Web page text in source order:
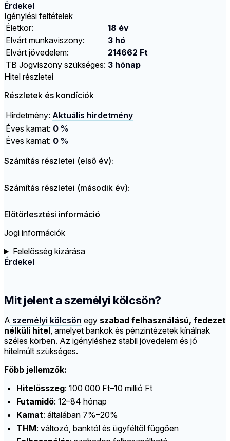
Érdekel
Igénylési feltételek
Életkor:
18 év
Elvárt munkaviszony:
3 hó
Elvárt jövedelem:
214662 Ft
TB Jogviszony szükséges: 3 hónap
Hitel részletei
Részletek és kondíciók
Hirdetmény: Aktuális hirdetmény
Éves kamat: 0 %
Éves kamat: 0 %
Számítás részletei (első év):
Számítás részletei (második év):
Előtörlesztési információ
Jogi információk
Felelősség kizárása
Érdekel
Mit jelent a személyi kölcsön?
A személyi kölcsön egy szabad felhasználású, fedezet
nélküli hitel, amelyet bankok és pénzintézetek kínálnak
széles körben. Az igényléshez stabil jövedelem és jó
hitelmúlt szükséges.
Főbb jellemzők:
Hitelösszeg: 100 000 Ft–10 millió Ft
Futamidő: 12–84 hónap
Kamat: általában 7%–20%
THM: változó, banktól és ügyféltől függően